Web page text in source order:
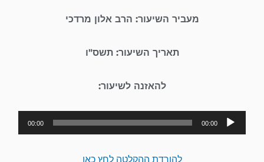
מעביר השיעור: הרב אלון מרדכי
תאריך השיעור: תשס"ו
להאזנה לשיעור:
נגן
אודיו
00:00
00:00
להורדת ההקלטה לחץ כאן